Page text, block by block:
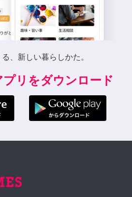
、新しい暮らしかた。
プリをダウンロード